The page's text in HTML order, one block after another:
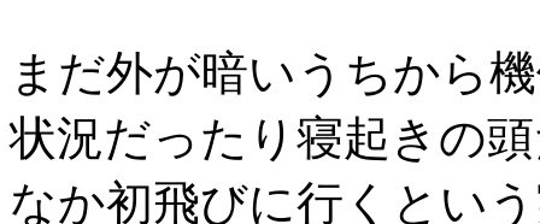
まだ外が暗いうちから
状況だったり寝起きの
なか初飛びに行くとい